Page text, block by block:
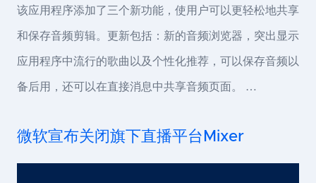
该应用程序添加了三个新功能，使用户可以更轻松地共享
和保存音频剪辑。更新包括：新的音频浏览器，突出显示
应用程序中流行的歌曲以及个性化推荐，可以保存音频以
备后用，还可以在直接消息中共享音频页面。 …
微软宣布关闭旗下直播平台Mixer